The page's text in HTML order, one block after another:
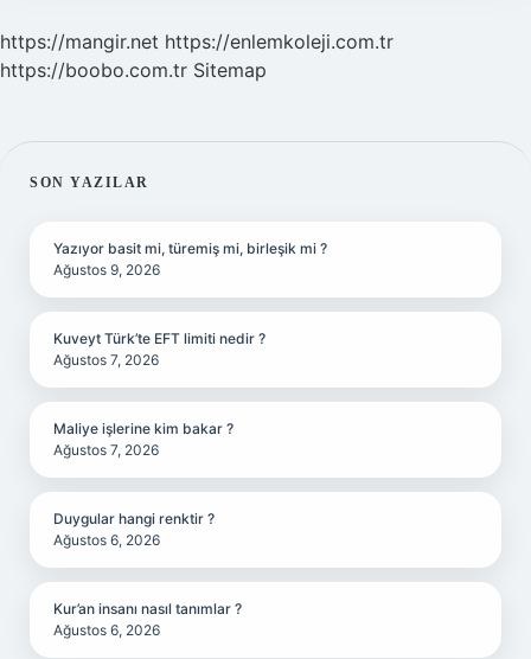
https://mangir.net https://enlemkoleji.com.tr
https://boobo.com.tr Sitemap
SIDEBAR
SON YAZILAR
Yazıyor basit mi, türemiş mi, birleşik mi ?
Ağustos 9, 2026
Kuveyt Türk’te EFT limiti nedir ?
Ağustos 7, 2026
Maliye işlerine kim bakar ?
Ağustos 7, 2026
Duygular hangi renktir ?
Ağustos 6, 2026
Kur’an insanı nasıl tanımlar ?
Ağustos 6, 2026